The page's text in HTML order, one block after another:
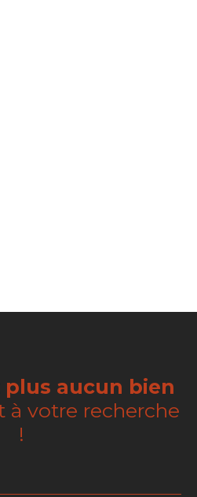
plus aucun bien
à votre recherche
!